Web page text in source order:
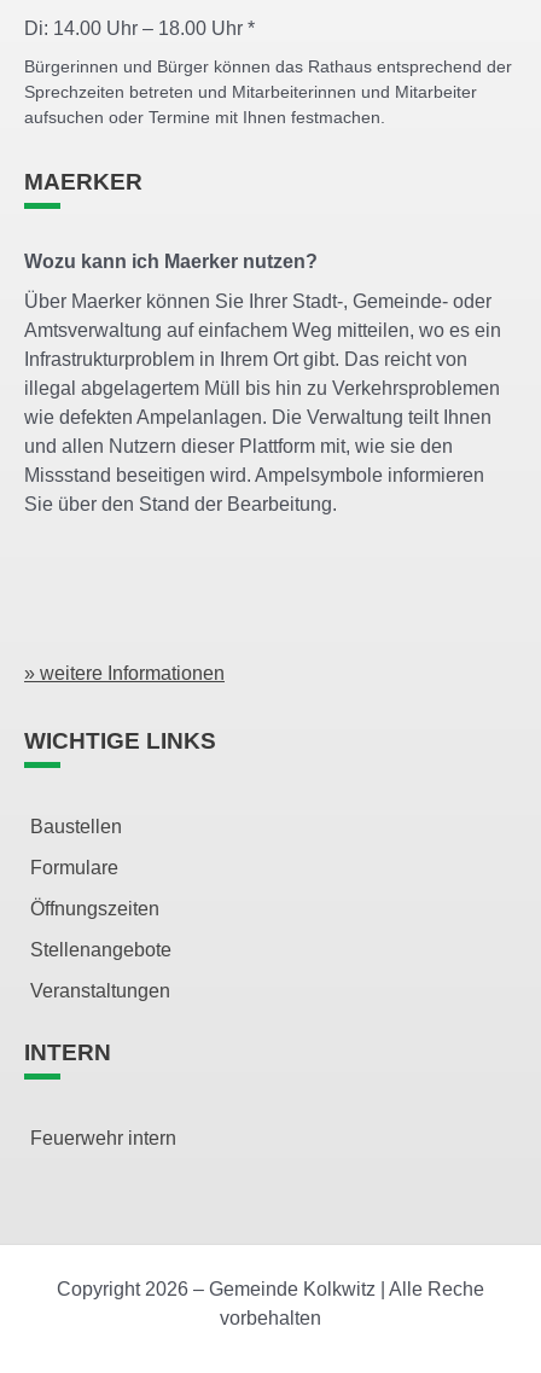
Di: 14.00 Uhr – 18.00 Uhr *
Bürgerinnen und Bürger können das Rathaus entsprechend der
Sprechzeiten betreten und Mitarbeiterinnen und Mitarbeiter
aufsuchen oder Termine mit Ihnen festmachen.
MAERKER
Wozu kann ich Maerker nutzen?
Über Maerker können Sie Ihrer Stadt-, Gemeinde- oder
Amtsverwaltung auf einfachem Weg mitteilen, wo es ein
Infrastrukturproblem in Ihrem Ort gibt. Das reicht von
illegal abgelagertem Müll bis hin zu Verkehrsproblemen
wie defekten Ampelanlagen. Die Verwaltung teilt Ihnen
und allen Nutzern dieser Plattform mit, wie sie den
Missstand beseitigen wird. Ampelsymbole informieren
Sie über den Stand der Bearbeitung.
» weitere Informationen
WICHTIGE LINKS
Baustellen
Formulare
Öffnungszeiten
Stellenangebote
Veranstaltungen
INTERN
Feuerwehr intern
Copyright 2026 – Gemeinde Kolkwitz | Alle Reche
vorbehalten